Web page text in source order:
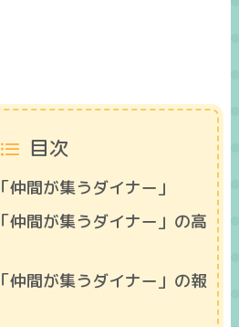
目次
間が集うダイナー」
仲間が集うダイナー」の高
仲間が集うダイナー」の報